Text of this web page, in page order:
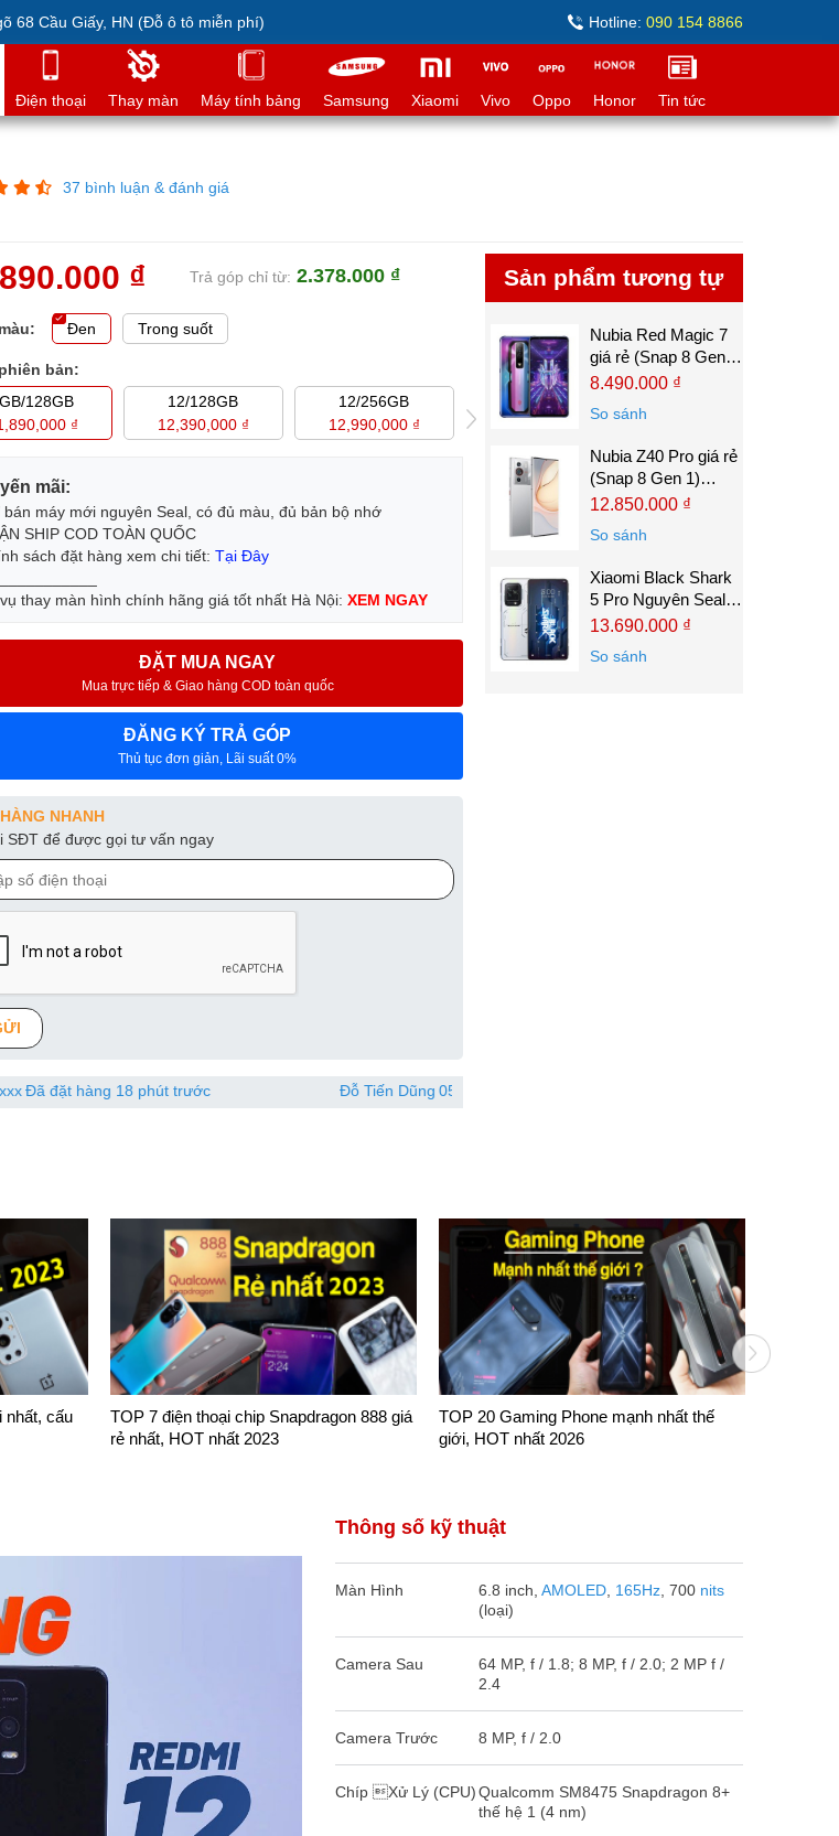
68 Cầu Giấy, HN (Đỗ ô tô miễn phí) Hotline: 090 154 8866
Điện thoại Thay màn Máy tính bảng Samsung Xiaomi Vivo Oppo Honor Tin tức
37 bình luận & đánh giá
₫ Trả góp chỉ từ: 2.378.000 ₫
Đen Trong suốt
bản:
128GB
₫
12/128GB
12,390,000 ₫
12/256GB
12,990,000 ₫
16/512GB
mãi:
máy mới nguyên Seal, có đủ màu, đủ bản bộ nhớ
SHIP COD TOÀN QUỐC
sách đặt hàng xem chi tiết: Tại Đây
thay màn hình chính hãng giá tốt nhất Hà Nội: XEM NGAY
ĐẶT MUA NGAY
Mua trực tiếp & Giao hàng COD toàn quốc
ĐĂNG KÝ TRẢ GÓP
Thủ tục đơn giản, Lãi suất 0%
NHANH
SĐT để được gọi tư vấn ngay
18 phút trước Đỗ Tiến Dũng052892xxxx Đã đặt hàng 20 phút trước
Sản phẩm tương tự
Nubia Red Magic 7
giá rẻ (Snap 8 Gen
1)
8.490.000 ₫
So sánh
Nubia Z40 Pro giá rẻ
(Snap 8 Gen 1)
8GB/128GB
12.850.000 ₫
So sánh
Xiaomi Black Shark
5 Pro Nguyên Seal
Xịn
13.690.000 ₫
So sánh
nhất, cấu
TOP 7 điện thoại chip Snapdragon 888 giá
rẻ nhất, HOT nhất 2023
TOP 20 Gaming Phone mạnh nhất thế
giới, HOT nhất 2026
Thông số kỹ thuật
Màn Hình 6.8 inch, AMOLED, 165Hz, 700 nits
(loại)
Camera Sau
64 MP, f / 1.8; 8 MP, f / 2.0; 2 MP f /
2.4
Camera Trước 8 MP, f / 2.0
Chíp Xử Lý (CPU)Qualcomm SM8475 Snapdragon 8+
thế hệ 1 (4 nm)